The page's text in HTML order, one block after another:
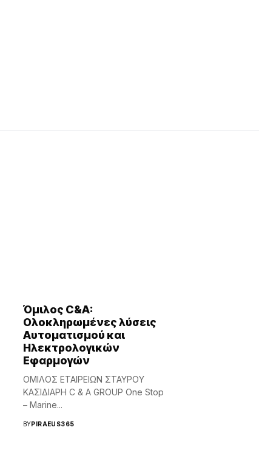
Όμιλος C&A:
Ολοκληρωμένες λύσεις
Αυτοματισμού και
Ηλεκτρολογικών
Εφαρμογών
ΟΜΙΛΟΣ ΕΤΑΙΡΕΙΩΝ ΣΤΑΥΡΟΥ
ΚΑΣΙΔΙΑΡΗ C & A GROUP One Stop
– Marine...
BYPIRAEUS365